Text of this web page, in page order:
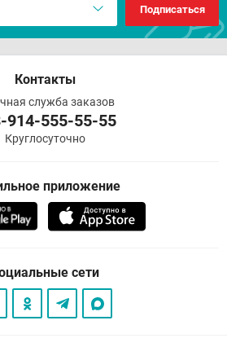
Подписаться
Контакты
служба заказов
914-555-55-55
Круглосуточно
приложение
сети